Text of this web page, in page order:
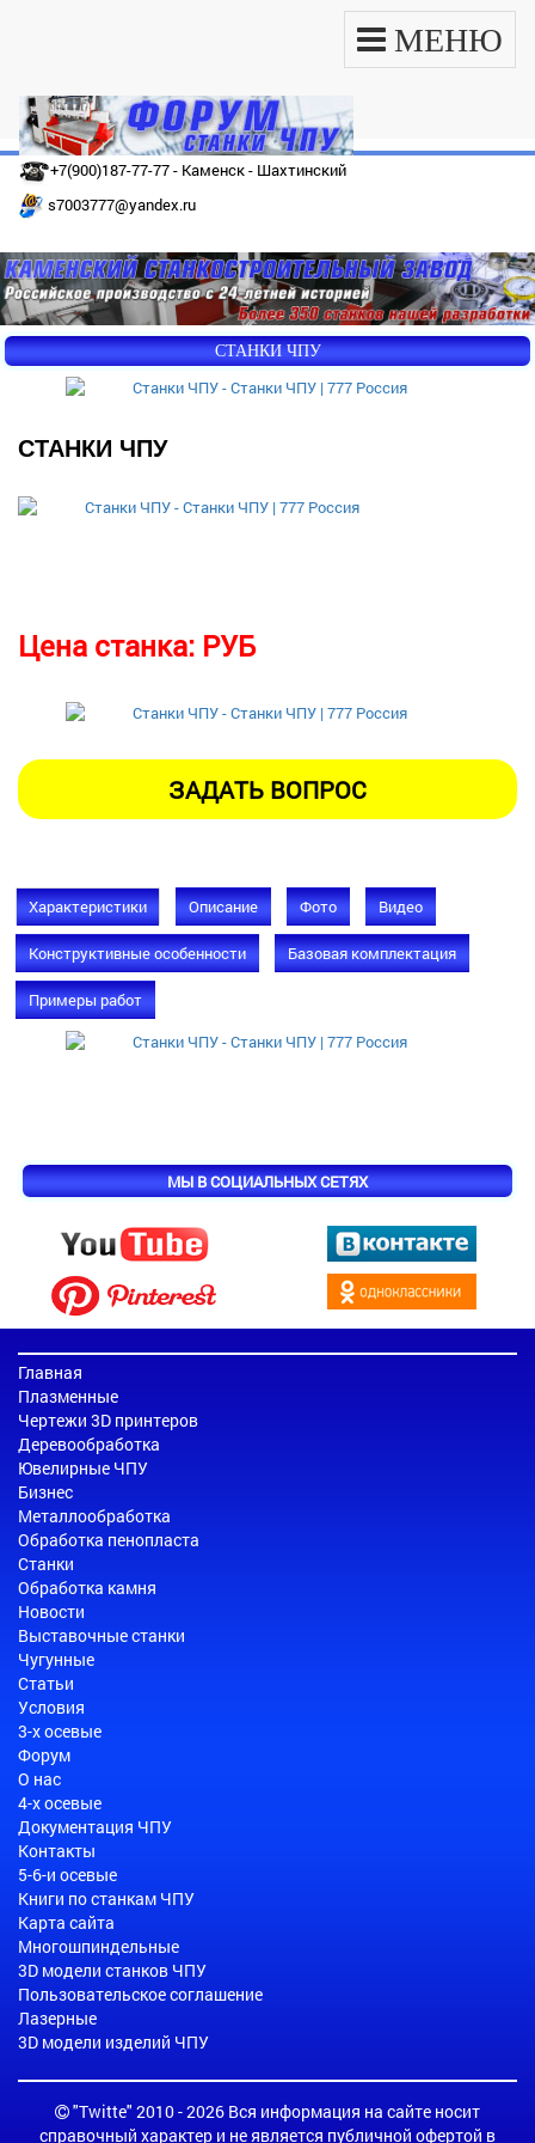
МЕНЮ
+7(900)187-77-77 - Каменск - Шахтинский
s7003777@yandex.ru
СТАНКИ ЧПУ
СТАНКИ ЧПУ
Цена станка: РУБ
Характеристики Описание Фото Видео
Конструктивные особенности Базовая комплектация
Примеры работ
МЫ В СОЦИАЛЬНЫХ СЕТЯХ
Главная
Плазменные
Чертежи 3D принтеров
Деревообработка
Ювелирные ЧПУ
Бизнес
Металлообработка
Обработка пенопласта
Станки
Обработка камня
Новости
Выставочные станки
Чугунные
Статьи
Условия
3-х осевые
Форум
О нас
4-х осевые
Документация ЧПУ
Контакты
5-6-и осевые
Книги по станкам ЧПУ
Карта сайта
Многошпиндельные
3D модели станков ЧПУ
Пользовательское соглашение
Лазерные
3D модели изделий ЧПУ
"Twitte" 2010 - 2026 Вся информация на сайте носит
справочный характер и не является публичной офертой в